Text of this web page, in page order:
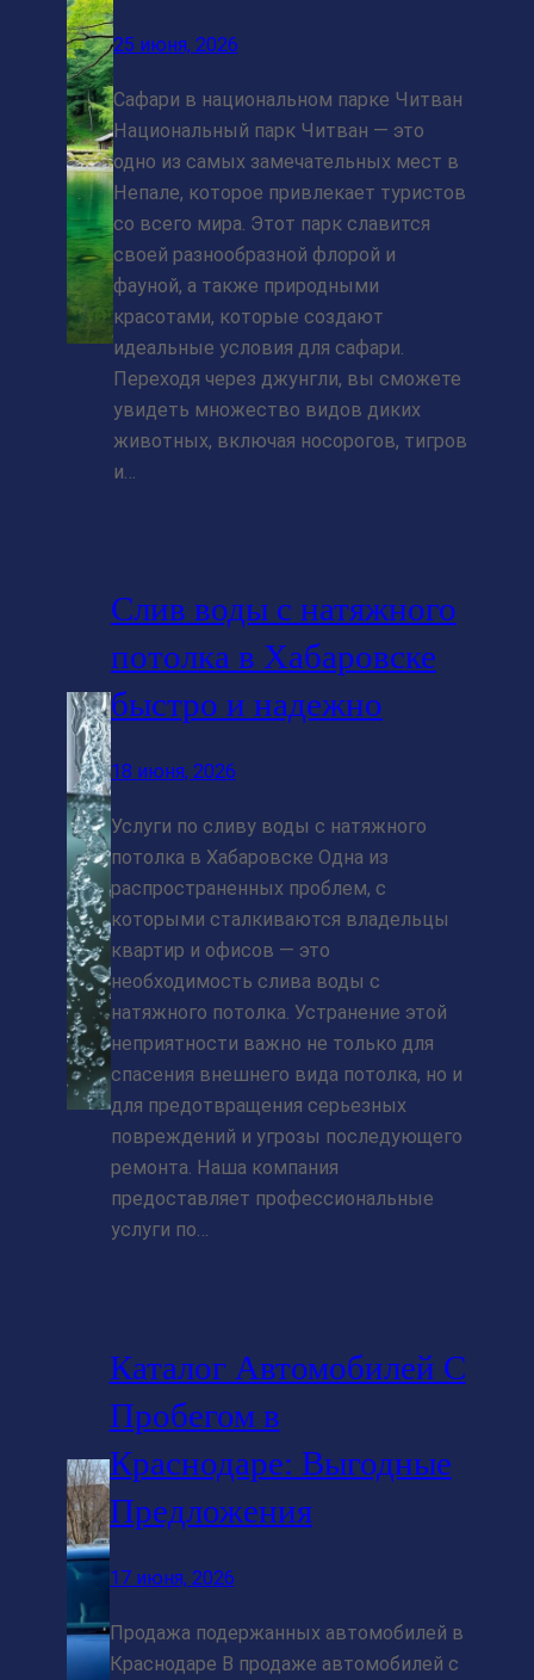
25 июня, 2026
Сафари в национальном парке Читван
Национальный парк Читван — это
одно из самых замечательных мест в
Непале, которое привлекает туристов
со всего мира. Этот парк славится
своей разнообразной флорой и
фауной, а также природными
красотами, которые создают
идеальные условия для сафари.
Переходя через джунгли, вы сможете
увидеть множество видов диких
животных, включая носорогов, тигров
и…
Слив воды с натяжного
потолка в Хабаровске
быстро и надежно
18 июня, 2026
Услуги по сливу воды с натяжного
потолка в Хабаровске Одна из
распространенных проблем, с
которыми сталкиваются владельцы
квартир и офисов — это
необходимость слива воды с
натяжного потолка. Устранение этой
неприятности важно не только для
спасения внешнего вида потолка, но и
для предотвращения серьезных
повреждений и угрозы последующего
ремонта. Наша компания
предоставляет профессиональные
услуги по…
Каталог Автомобилей С
Пробегом в
Краснодаре: Выгодные
Предложения
17 июня, 2026
Продажа подержанных автомобилей в
Краснодаре В продаже автомобилей с